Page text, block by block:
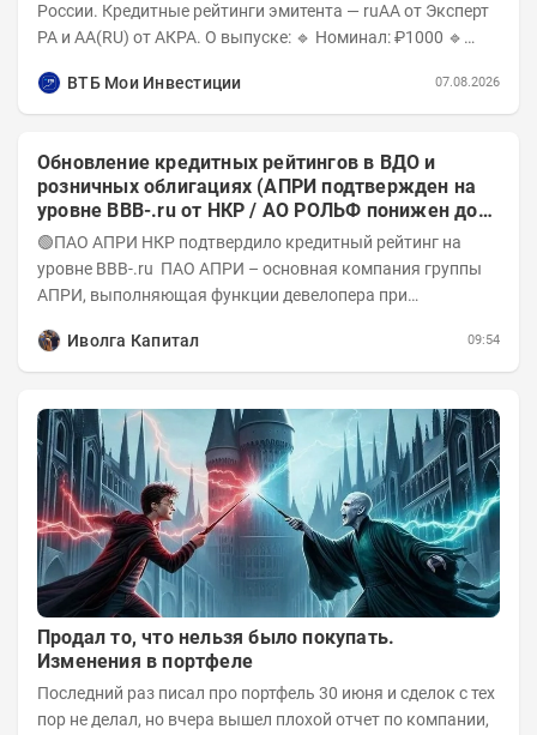
России. Кредитные рейтинги эмитента — ruAA от Эксперт
РА и AA(RU) от АКРА. О выпуске: 🔹 Номинал: ₽1000 🔹
ВТБ Мои Инвестиции
07.08.2026
Обновление кредитных рейтингов в ВДО и
розничных облигациях (АПРИ подтвержден на
уровне BBB-.ru от НКР / АО РОЛЬФ понижен до
А-(RU) / Элит Строй присвоен на уровне BBB.ru)
🟢ПАО АПРИ НКР подтвердило кредитный рейтинг на
уровне BBB-.ru ПАО АПРИ – основная компания группы
АПРИ, выполняющая функции девелопера при
Иволга Капитал
09:54
Продал то, что нельзя было покупать.
Изменения в портфеле
Последний раз писал про портфель 30 июня и сделок с тех
пор не делал, но вчера вышел плохой отчет по компании,